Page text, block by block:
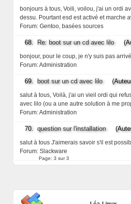
bonjours à tous, Voili, voilou, j'ai un ordi
dessu. Pourtant esd est activé et marche
Forum: Gentoo, basées sources
68. Re: boot sur un cd avec lilo
bonjour, pour le coup, je n'y suis pas
Forum:Administration
69. boot sur un cd avec lilo
salut à tous, Voilà, j'ai un vieil ordi qui
avec lilo (ou a une autre solution à me
Forum:Administration
70. question sur l'installation
salut à tous J'aimerais savoir s'il est
Forum: Slackware
Page: 3 sur 3